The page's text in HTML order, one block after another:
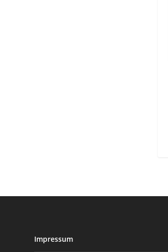
Impressum